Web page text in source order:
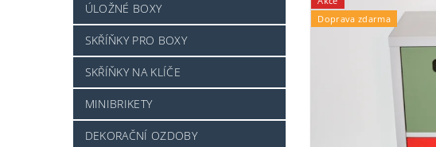
ÚLOŽNÉ BOXY
SKŘÍŇKY PRO BOXY
SKŘÍŇKY NA KLÍČE
MINIBRIKETY
DEKORAČNÍ OZDOBY
Doprava zdarma